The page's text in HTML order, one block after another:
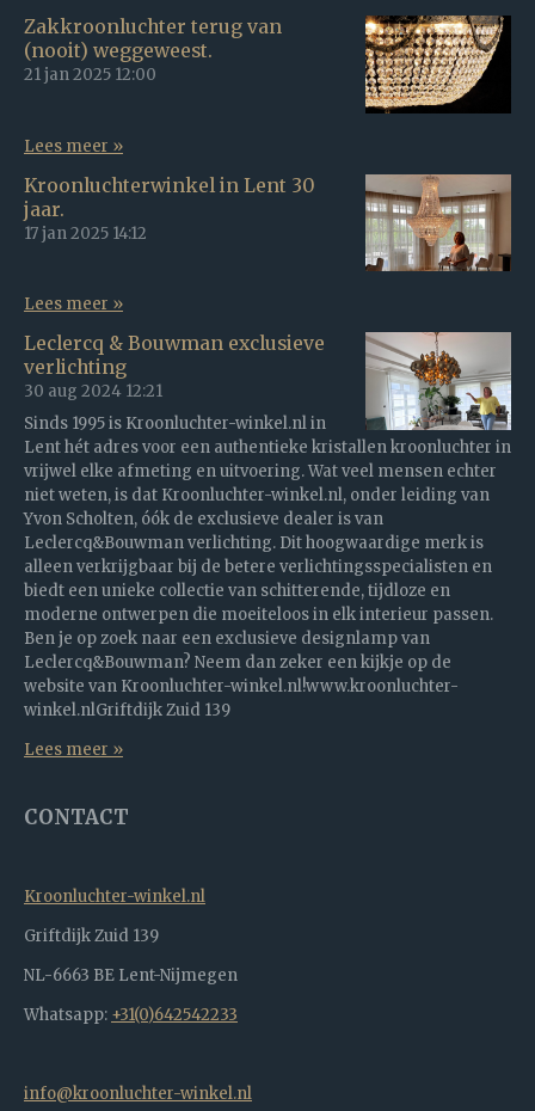
Zakkroonluchter terug van
(nooit) weggeweest.
21 jan 2025 12:00
Lees meer »
Kroonluchterwinkel in Lent 30
jaar.
17 jan 2025 14:12
Lees meer »
Leclercq & Bouwman exclusieve
verlichting
30 aug 2024 12:21
Sinds 1995 is Kroonluchter-winkel.nl in
Lent hét adres voor een authentieke kristallen kroonluchter in
vrijwel elke afmeting en uitvoering. Wat veel mensen echter
niet weten, is dat Kroonluchter-winkel.nl, onder leiding van
Yvon Scholten, óók de exclusieve dealer is van
Leclercq&Bouwman verlichting. Dit hoogwaardige merk is
alleen verkrijgbaar bij de betere verlichtingsspecialisten en
biedt een unieke collectie van schitterende, tijdloze en
moderne ontwerpen die moeiteloos in elk interieur passen.
Ben je op zoek naar een exclusieve designlamp van
Leclercq&Bouwman? Neem dan zeker een kijkje op de
website van Kroonluchter-winkel.nl!www.kroonluchter-
winkel.nlGriftdijk Zuid 139
Lees meer »
CONTACT
Kroonluchter-winkel.nl
Griftdijk Zuid 139
NL-6663 BE Lent-Nijmegen
Whatsapp: +31(0)642542233
info@kroonluchter-winkel.nl